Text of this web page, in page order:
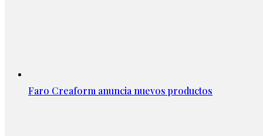
Faro Creaform anuncia nuevos productos